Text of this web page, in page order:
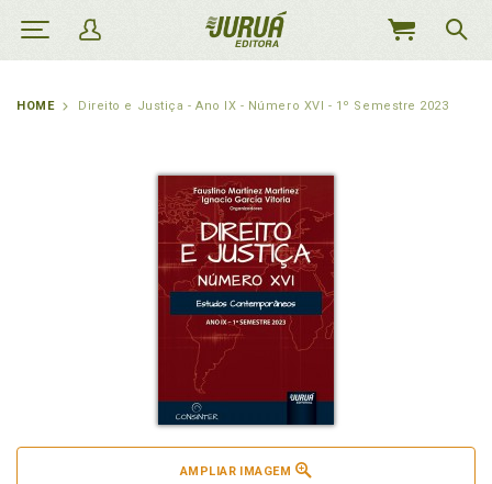
MEU
HOME Direito e Justiça - Ano IX - Número XVI - 1º Semestre 2023
AMPLIAR IMAGEM